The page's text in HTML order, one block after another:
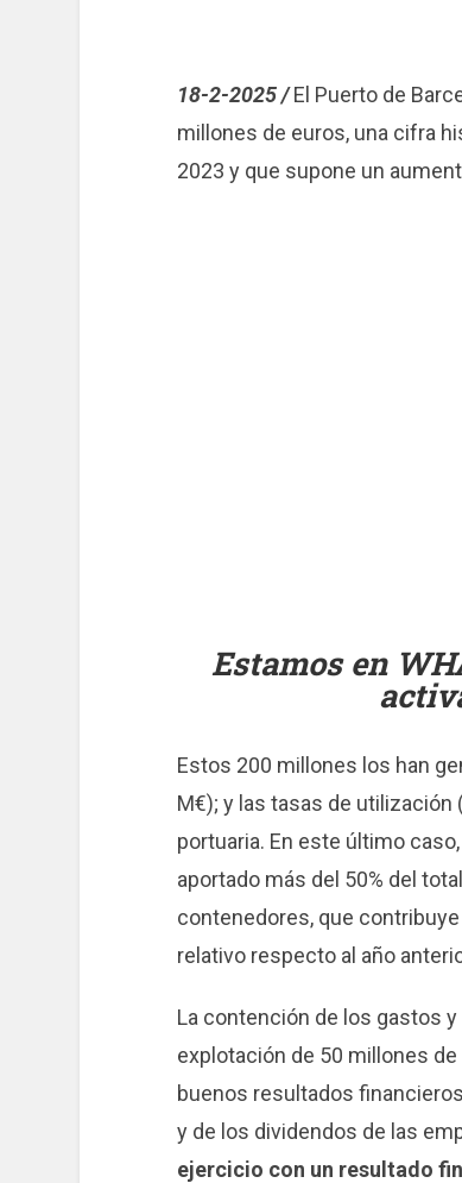
18-2-2025 / El Puerto de
millones de euros, una cifra
2023 y que supone un
Estamos en
Estos 200 millones los han
M€); y las tasas de utilización
portuaria. En este último
aportado más del 50% del
contenedores, que
relativo respecto al año
La contención de los gastos
explotación de 50 millones
buenos resultados
y de los dividendos de las
ejercicio con un resultado